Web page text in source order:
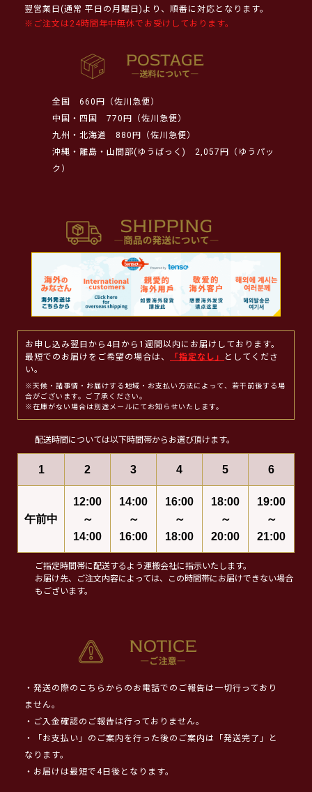
翌営業日(通常 平日の月曜日)より、順番に対応となります。
※ご注文は24時間年中無休でお受けしております。
全国
660円（佐川急便）
中国・四国
770円（佐川急便）
九州・北海道
880円（佐川急便）
沖縄・離島・山間部(ゆうぱっく)
2,057円（ゆうパッ
ク）
お申し込み翌日から4日から1週間以内にお届けしております。
最短でのお届けをご希望の場合は、
「指定なし」
としてくださ
い。
※天候・諸事情・お届けする地域・お支払い方法によって、若干前後する場
合がございます。ご了承ください。
※在庫がない場合は別途メールにてお知らせいたします。
配送時間については以下時間帯からお選び頂けます。
1 2 3 4 5 6
午前中
12:00
～
14:00
14:00
～
16:00
16:00
～
18:00
18:00
～
20:00
19:00
～
21:00
ご指定時間帯に配送するよう運搬会社に指示いたします。
お届け先、ご注文内容によっては、この時間帯にお届けできない場合
もございます。
・発送の際のこちらからのお電話でのご報告は一切行っており
ません。
・ご入金確認のご報告は行っておりません。
・「お支払い」のご案内を行った後のご案内は「発送完了」と
なります。
・お届けは最短で4日後となります。